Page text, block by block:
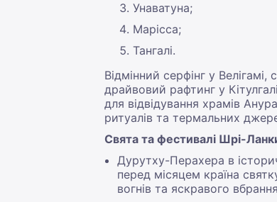
Унаватуна;
Марісса;
Тангалі.
Відмінний серфінг у
драйвовий рафтинг у
для відвідування храмів
ритуалів та термальних
Свята та фестивалі Шрі-Ланки
Дурутху-Перахера в
перед місяцем країна
вогнів та яскравого